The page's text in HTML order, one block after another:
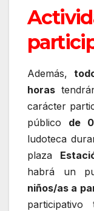
Además,
horas
carácter
público de
ludoteca
plaza
habrá un
niños/as a